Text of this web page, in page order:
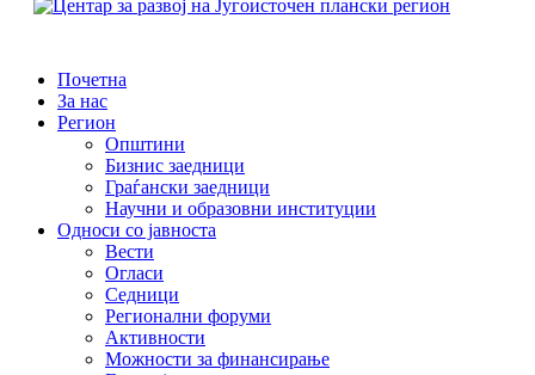
Почетна
За нас
Регион
Општини
Бизнис заедници
Граѓански заедници
Научни и образовни институции
Односи со јавноста
Вести
Огласи
Седници
Регионални форуми
Активности
Можности за финансирање